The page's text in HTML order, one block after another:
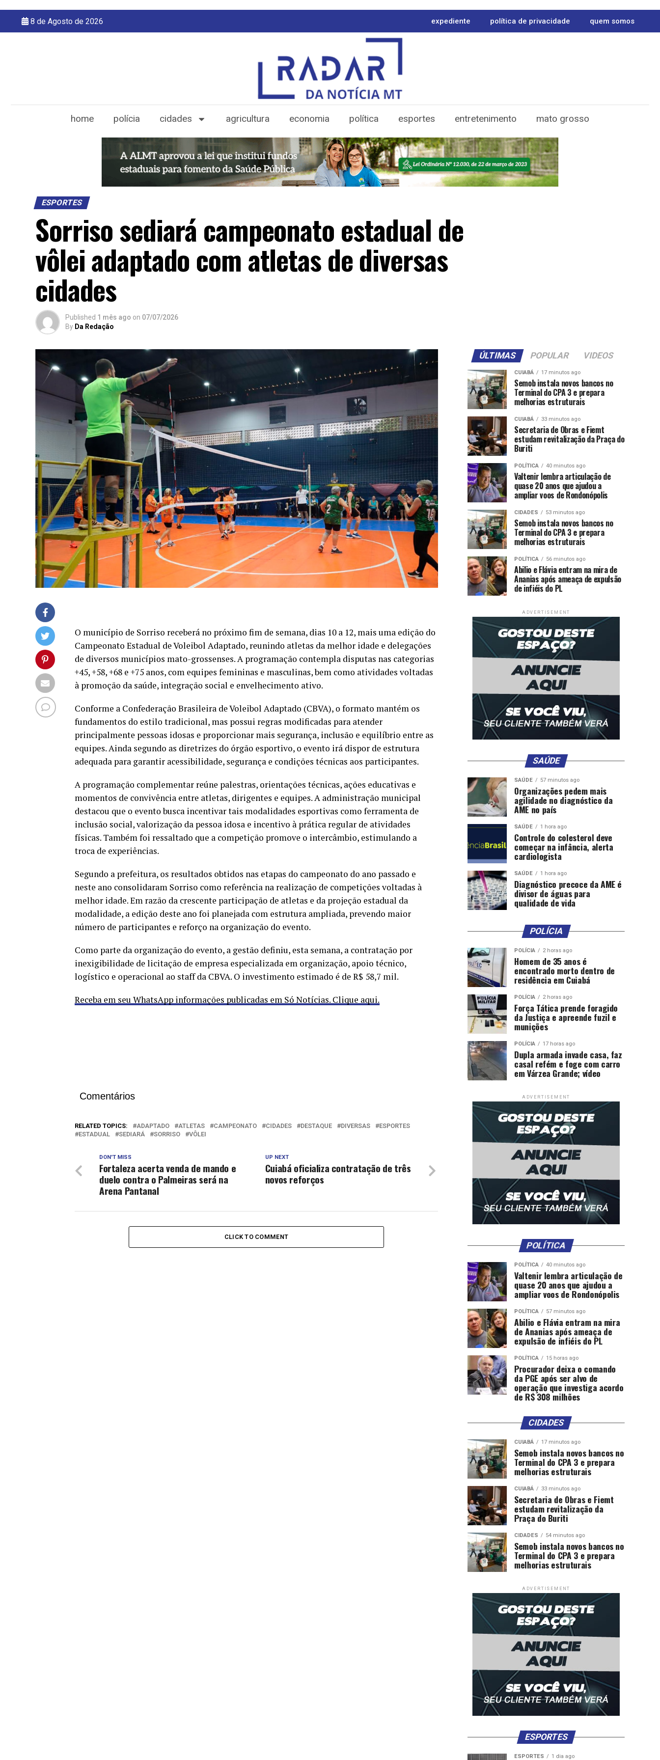
8 de Agosto de 2026 expediente política de privacidade quem somos
home polícia cidades agricultura economia política esportes entretenimento mato grosso
ESPORTES
Sorriso sediará campeonato estadual de
vôlei adaptado com atletas de diversas
cidades
Published 1 mês ago on 07/07/2026
By Da Redação
O município de Sorriso receberá no próximo fim de semana, dias 10 a 12, mais uma edição do
Campeonato Estadual de Voleibol Adaptado, reunindo atletas da melhor idade e delegações
de diversos municípios mato-grossenses. A programação contempla disputas nas categorias
+45, +58, +68 e +75 anos, com equipes femininas e masculinas, bem como atividades voltadas
à promoção da saúde, integração social e envelhecimento ativo.
Conforme a Confederação Brasileira de Voleibol Adaptado (CBVA), o formato mantém os
fundamentos do estilo tradicional, mas possui regras modificadas para atender
principalmente pessoas idosas e proporcionar mais segurança, inclusão e equilíbrio entre as
equipes. Ainda segundo as diretrizes do órgão esportivo, o evento irá dispor de estrutura
adequada para garantir acessibilidade, segurança e condições técnicas aos participantes.
A programação complementar reúne palestras, orientações técnicas, ações educativas e
momentos de convivência entre atletas, dirigentes e equipes. A administração municipal
destacou que o evento busca incentivar tais modalidades esportivas como ferramenta de
inclusão social, valorização da pessoa idosa e incentivo à prática regular de atividades
físicas. Também foi ressaltado que a competição promove o intercâmbio, estimulando a
troca de experiências.
Segundo a prefeitura, os resultados obtidos nas etapas do campeonato do ano passado e
neste ano consolidaram Sorriso como referência na realização de competições voltadas à
melhor idade. Em razão da crescente participação de atletas e da projeção estadual da
modalidade, a edição deste ano foi planejada com estrutura ampliada, prevendo maior
número de participantes e reforço na organização do evento.
Como parte da organização do evento, a gestão definiu, esta semana, a contratação por
inexigibilidade de licitação de empresa especializada em organização, apoio técnico,
logístico e operacional ao staff da CBVA. O investimento estimado é de R$ 58,7 mil.
Receba em seu WhatsApp informações publicadas em Só Notícias. Clique aqui.
Comentários
RELATED TOPICS: ADAPTADO ATLETAS CAMPEONATO CIDADES DESTAQUE DIVERSAS
ESPORTES
ESTADUAL
SEDIARÁ SORRISO VÔLEI
UP NEXT
Cuiabá oficializa contratação de três
novos reforços
DON'T MISS
Fortaleza acerta venda de mando e
duelo contra o Palmeiras será na
Arena Pantanal
CLICK TO COMMENT
ÚLTIMAS POPULAR VIDEOS
CUIABÁ 17 minutos ago
Semob instala novos bancos no
Terminal do CPA 3 e prepara
melhorias estruturais
CUIABÁ 33 minutos ago
Secretaria de Obras e Fiemt
estudam revitalização da Praça do
Buriti
POLÍTICA 40 minutos ago
Valtenir lembra articulação de
quase 20 anos que ajudou a
ampliar voos de Rondonópolis
CIDADES 53 minutos ago
Semob instala novos bancos no
Terminal do CPA 3 e prepara
melhorias estruturais
POLÍTICA 56 minutos ago
Abilio e Flávia entram na mira de
Ananias após ameaça de expulsão
de infiéis do PL
ADVERTISEMENT
SAÚDE
SAÚDE 57 minutos ago
Organizações pedem mais
agilidade no diagnóstico da
AME no país
SAÚDE 1 hora ago
Controle do colesterol deve
começar na infância, alerta
cardiologista
SAÚDE 1 hora ago
Diagnóstico precoce da AME é
divisor de águas para
qualidade de vida
POLÍCIA
POLÍCIA 2 horas ago
Homem de 35 anos é
encontrado morto dentro de
residência em Cuiabá
POLÍCIA 2 horas ago
Força Tática prende foragido
da Justiça e apreende fuzil e
munições
POLÍCIA 17 horas ago
Dupla armada invade casa, faz
casal refém e foge com carro
em Várzea Grande; vídeo
ADVERTISEMENT
POLÍTICA
POLÍTICA 40 minutos ago
Valtenir lembra articulação de
quase 20 anos que ajudou a
ampliar voos de Rondonópolis
POLÍTICA 57 minutos ago
Abilio e Flávia entram na mira
de Ananias após ameaça de
expulsão de infiéis do PL
POLÍTICA 15 horas ago
Procurador deixa o comando
da PGE após ser alvo de
operação que investiga acordo
de R$ 308 milhões
CIDADES
CUIABÁ 17 minutos ago
Semob instala novos bancos no
Terminal do CPA 3 e prepara
melhorias estruturais
CUIABÁ 33 minutos ago
Secretaria de Obras e Fiemt
estudam revitalização da
Praça do Buriti
CIDADES 54 minutos ago
Semob instala novos bancos no
Terminal do CPA 3 e prepara
melhorias estruturais
ADVERTISEMENT
ESPORTES
ESPORTES 1 dia ago